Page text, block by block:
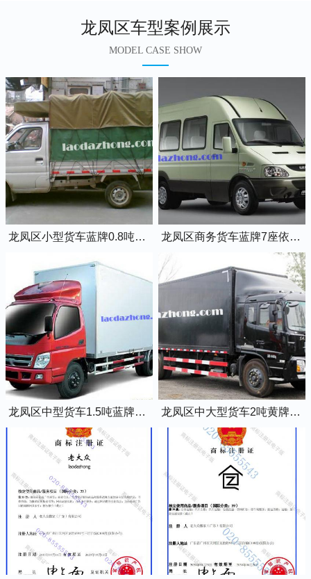
龙凤区车型案例展示
MODEL CASE SHOW
龙凤区小型货车蓝牌0.8吨小卡车 龙凤区商务货车蓝牌7座依维柯全顺车
龙凤区中型货车1.5吨蓝牌4米2厢式货车 龙凤区中大型货车2吨黄牌5米2厢式货车